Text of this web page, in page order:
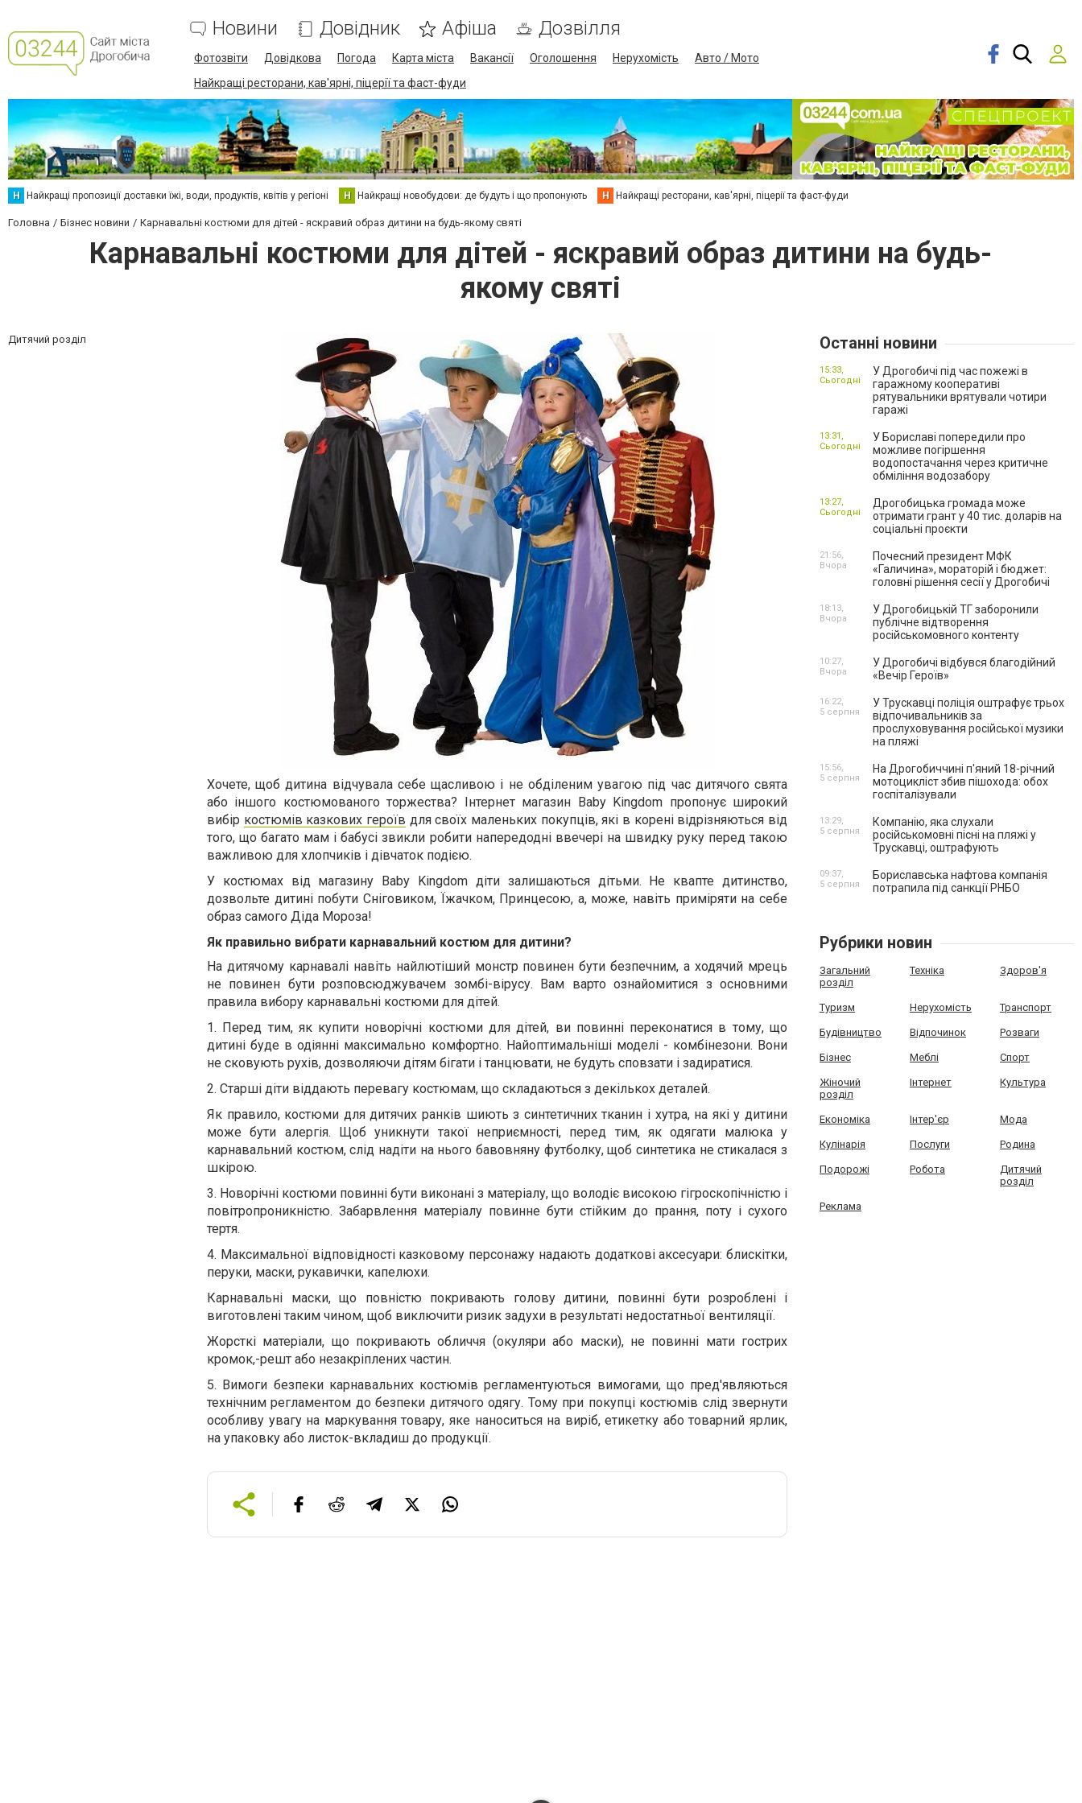
Новини Довідник Афіша Дозвілля
Фотозвіти Довідкова Погода Карта міста Вакансії Оголошення Нерухомість
Авто / Мото
Найкращі ресторани, кав'ярні, піцерії та фаст-фуди
Н Найкращі пропозиції доставки їжі, води, продуктів, квітів у регіоні Н Найкращі новобудови: де будуть і що пропонують Н Найкращі ресторани, кав'ярні, піцерії та фаст-фуди
Головна Бізнес новини Карнавальні костюми для дітей - яскравий образ дитини на будь-якому святі
Карнавальні костюми для дітей - яскравий образ дитини на будь-
якому святі
Дитячий розділ
Хочете, щоб дитина відчувала себе щасливою і не обділеним увагою під час дитячого свята
або іншого костюмованого торжества? Інтернет магазин Baby Kingdom пропонує широкий
вибір костюмів казкових героїв для своїх маленьких покупців, які в корені відрізняються від
того, що багато мам і бабусі звикли робити напередодні ввечері на швидку руку перед такою
важливою для хлопчиків і дівчаток подією.
У костюмах від магазину Baby Kingdom діти залишаються дітьми. Не квапте дитинство,
дозвольте дитині побути Сніговиком, Їжачком, Принцесою, а, може, навіть приміряти на себе
образ самого Діда Мороза!
Як правильно вибрати карнавальний костюм для дитини?
На дитячому карнавалі навіть найлютіший монстр повинен бути безпечним, а ходячий мрець
не повинен бути розповсюджувачем зомбі-вірусу. Вам варто ознайомитися з основними
правила вибору карнавальні костюми для дітей.
1. Перед тим, як купити новорічні костюми для дітей, ви повинні переконатися в тому, що
дитині буде в одіянні максимально комфортно. Найоптимальніші моделі - комбінезони. Вони
не сковують рухів, дозволяючи дітям бігати і танцювати, не будуть сповзати і задиратися.
2. Старші діти віддають перевагу костюмам, що складаються з декількох деталей.
Як правило, костюми для дитячих ранків шиють з синтетичних тканин і хутра, на які у дитини
може бути алергія. Щоб уникнути такої неприємності, перед тим, як одягати малюка у
карнавальний костюм, слід надіти на нього бавовняну футболку, щоб синтетика не стикалася з
шкірою.
3. Новорічні костюми повинні бути виконані з матеріалу, що володіє високою гігроскопічністю і
повітропроникністю. Забарвлення матеріалу повинне бути стійким до прання, поту і сухого
тертя.
4. Максимальної відповідності казковому персонажу надають додаткові аксесуари: блискітки,
перуки, маски, рукавички, капелюхи.
Карнавальні маски, що повністю покривають голову дитини, повинні бути розроблені і
виготовлені таким чином, щоб виключити ризик задухи в результаті недостатньої вентиляції.
Жорсткі матеріали, що покривають обличчя (окуляри або маски), не повинні мати гострих
кромок,-решт або незакріплених частин.
5. Вимоги безпеки карнавальних костюмів регламентуються вимогами, що пред'являються
технічним регламентом до безпеки дитячого одягу. Тому при покупці костюмів слід звернути
особливу увагу на маркування товару, яке наноситься на виріб, етикетку або товарний ярлик,
на упаковку або листок-вкладиш до продукції.
Останні новини
У Дрогобичі під час пожежі в
гаражному кооперативі
рятувальники врятували чотири
гаражі
15:33,
Сьогодні
У Бориславі попередили про
можливе погіршення
водопостачання через критичне
обміління водозабору
13:31,
Сьогодні
Дрогобицька громада може
отримати грант у 40 тис. доларів на
соціальні проєкти
13:27,
Сьогодні
Почесний президент МФК
«Галичина», мораторій і бюджет:
головні рішення сесії у Дрогобичі
21:56,
Вчора
У Дрогобицькій ТГ заборонили
публічне відтворення
російськомовного контенту
18:13,
Вчора
У Дрогобичі відбувся благодійний
«Вечір Героїв»
10:27,
Вчора
У Трускавці поліція оштрафує трьох
відпочивальників за
прослуховування російської музики
на пляжі
16:22,
5 серпня
На Дрогобиччині п'яний 18-річний
мотоцикліст збив пішохода: обох
госпіталізували
15:56,
5 серпня
Компанію, яка слухали
російськомовні пісні на пляжі у
Трускавці, оштрафують
13:29,
5 серпня
Бориславська нафтова компанія
потрапила під санкції РНБО
09:37,
5 серпня
Рубрики новин
Загальний
розділ
Техніка Здоров'я
Туризм Нерухомість Транспорт
Будівництво Відпочинок Розваги
Бізнес Меблі Спорт
Жіночий
розділ
Інтернет Культура
Економіка Інтер'єр Мода
Кулінарія Послуги Родина
Подорожі Робота
Дитячий
розділ
Реклама